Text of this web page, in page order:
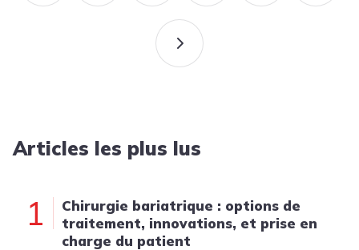
PAGE SUIVANTE
Articles les plus lus
1
Chirurgie bariatrique : options de
traitement, innovations, et prise en
charge du patient